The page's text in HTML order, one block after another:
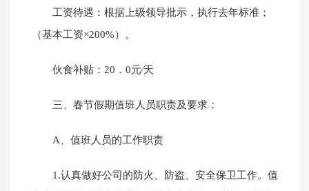
工资待遇：根据上级领导批示，执行去年标准；
（基本工资×200%）。
伙食补贴：20．0元∕天
三、春节假期值班人员职责及要求：
A、值班人员的工作职责
1.认真做好公司的防火、防盗、安全保卫工作。值